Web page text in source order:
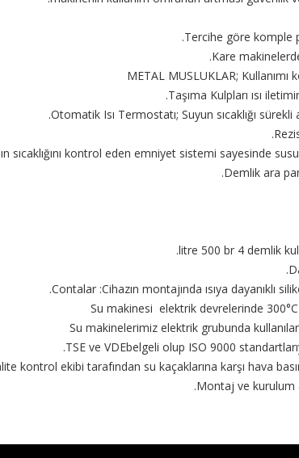
Tercihe göre komple
Kare
METAL MUSLUKLAR; Kullanımı
Taşıma Kulpları ısı
Otomatik Isı Termostatı; Suyun sıcaklığı
sıcaklığını kontrol eden emniyet sistemi sayesinde
Demlik ara
Contalar :Cihazın montajında ısıya dayanıklı
Su makinesi elektrik devrelerinde
Su makinelerimiz elektrik grubunda
TSE ve VDEbelgeli olup ISO 9000
kontrol ekibi tarafından su kaçaklarına karşı hava
Montaj ve kurulum